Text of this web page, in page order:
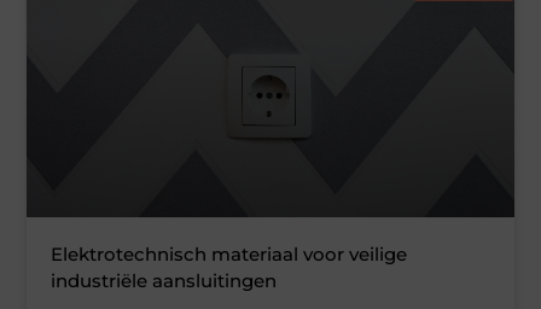
Elektrotechnisch materiaal voor veilige
industriële aansluitingen